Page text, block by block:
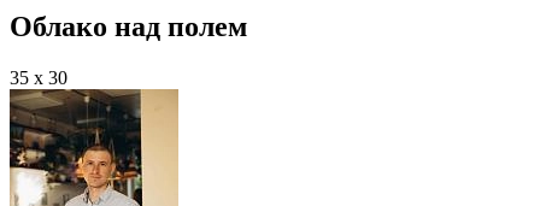
Облако над полем
35 x 30